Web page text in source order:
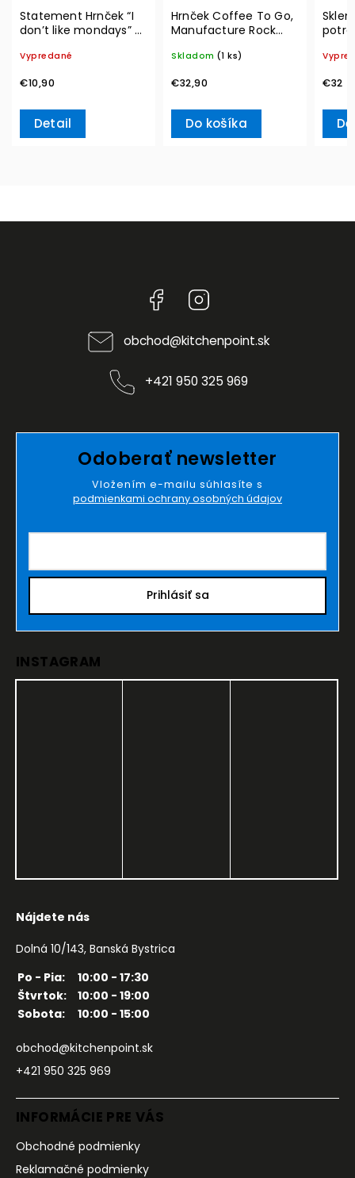
Statement Hrnček “I
don’t like mondays” –
Vypredané
€10,90
Detail
Hrnček Coffee To Go,
Manufacture Rock
Boch
Skladom (1 ks)
€32,90
Do košíka
€32
Facebook
obchod@kitchenpoint.sk
+421 950 325 969
Odoberať newsletter
Vložením e-mailu súhlasíte s
podmienkami ochrany osobných údajov
Prihlásiť sa
INSTAGRAM
Nájdete nás
Dolná 10/143, Banská Bystrica
Po - Pia:
10:00 - 17:30
Štvrtok:
10:00 - 19:00
Sobota:
10:00 - 15:00
obchod@kitchenpoint.sk
+421 950 325 969
INFORMÁCIE PRE VÁS
Obchodné podmienky
Reklamačné podmienky